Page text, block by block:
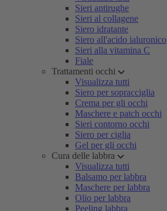
Sieri antirughe
Sieri al collagene
Siero idratante
Siero all'acido ialuronico
Sieri alla vitamina C
Fiale
Trattamenti occhi
Visualizza tutti
Siero per sopracciglia
Crema per gli occhi
Maschere e patch occhi
Sieri contorno occhi
Siero per ciglia
Gel per gli occhi
Cura delle labbra
Visualizza tutti
Balsamo per labbra
Maschere per labbra
Olio per labbra
Peeling labbra